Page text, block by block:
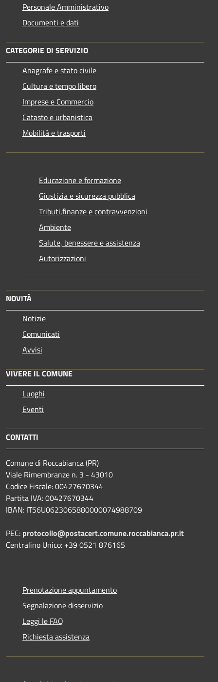
Personale Amministrativo
Documenti e dati
CATEGORIE DI SERVIZIO
Anagrafe e stato civile
Cultura e tempo libero
Imprese e Commercio
Catasto e urbanistica
Mobilità e trasporti
Educazione e formazione
Giustizia e sicurezza pubblica
Tributi,finanze e contravvenzioni
Ambiente
Salute, benessere e assistenza
Autorizzazioni
NOVITÀ
Notizie
Comunicati
Avvisi
VIVERE IL COMUNE
Luoghi
Eventi
CONTATTI
Comune di Roccabianca (PR)
Viale Rimembranze n. 3 - 43010
Codice Fiscale: 00427670344
Partita IVA: 00427670344
IBAN: IT56U0623065880000074988709
PEC: protocollo@postacert.comune.roccabianca.pr.it
Centralino Unico: +39 0521 876165
Prenotazione appuntamento
Segnalazione disservizio
Leggi le FAQ
Richiesta assistenza